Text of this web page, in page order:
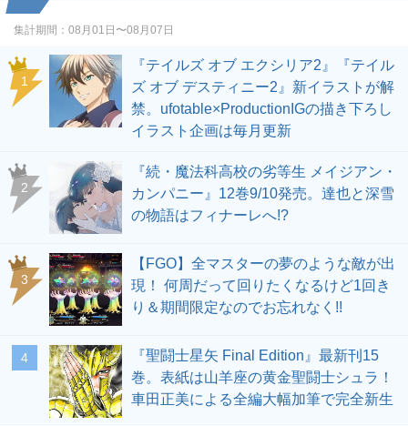
集計期間： 08月01日〜08月07日
1
『テイルズ オブ エクシリア2』『テイル
ズ オブ デスティニー2』新イラストが解
禁。ufotable×ProductionIGの描き下ろし
イラスト企画は毎月更新
2
『続・魔法科高校の劣等生 メイジアン・
カンパニー』12巻9/10発売。達也と深雪
の物語はフィナーレへ!?
3
【FGO】全マスターの夢のような敵が出
現！ 何周だって回りたくなるけど1回き
り＆期間限定なのでお忘れなく!!
4
『聖闘士星矢 Final Edition』最新刊15
巻。表紙は山羊座の黄金聖闘士シュラ！
車田正美による全編大幅加筆で完全新生